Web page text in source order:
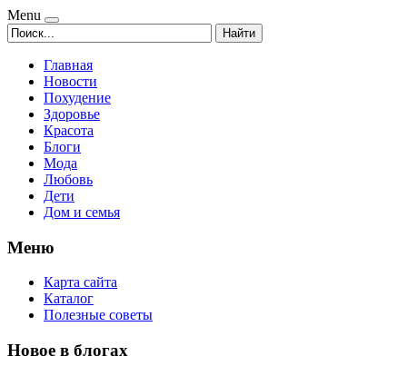
Menu
Найти
Главная
Новости
Похудение
Здоровье
Красота
Блоги
Мода
Любовь
Дети
Дом и семья
Меню
Карта сайта
Каталог
Полезные советы
Новое в блогах